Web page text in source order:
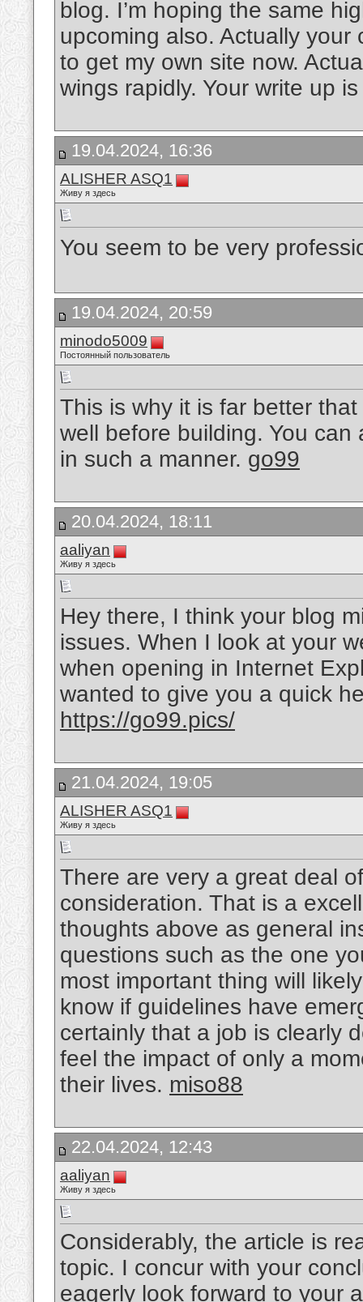
blog. I’m hoping the same
upcoming also. Actually your
to get my own site now.
wings rapidly. Your write up
19.04.2024, 16:36
ALISHER ASQ1
Живу я здесь
You seem to be very
19.04.2024, 20:59
minodo5009
Постоянный пользователь
This is why it is far better
well before building. You
in such a manner. go99
20.04.2024, 18:11
aaliyan
Живу я здесь
Hey there, I think your blog
issues. When I look at your
when opening in Internet
wanted to give you a quick
https://go99.pics/
21.04.2024, 19:05
ALISHER ASQ1
Живу я здесь
There are very a great deal
consideration. That is a
thoughts above as general
questions such as the one
most important thing will
know if guidelines have
certainly that a job is clearly
feel the impact of only a
their lives. miso88
22.04.2024, 12:43
aaliyan
Живу я здесь
Considerably, the article is
topic. I concur with your
eagerly look forward to your